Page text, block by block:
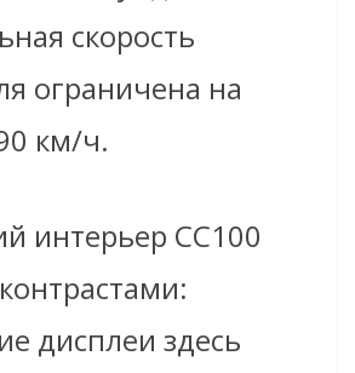
скорость
ограничена на
км/ч.
интерьер CC100
дисплеи здесь